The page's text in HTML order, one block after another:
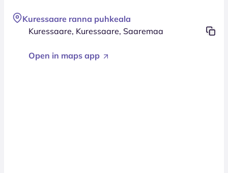
Kuressaare ranna puhkeala
Kuressaare, Kuressaare, Saaremaa
Open in maps app